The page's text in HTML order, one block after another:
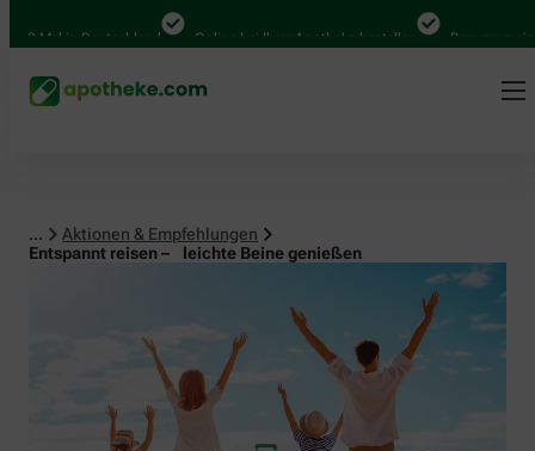
in Deutschland Online bei Ihrer Apotheke bestellen Bequem zwischen
...
Aktionen & Empfehlungen
Entspannt reisen – leichte Beine genießen